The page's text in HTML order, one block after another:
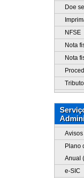
Doe
NFSE
Nota
Nota
Plano
Anual
e-SIC